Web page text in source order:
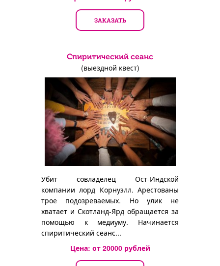
ЗАКАЗАТЬ
Спиритический сеанс
(выездной квест)
Убит совладелец Ост-Индской
компании лорд Корнуэлл. Арестованы
трое подозреваемых. Но улик не
хватает и Скотланд-Ярд обращается за
помощью к медиуму. Начинается
спиритический сеанс...
Цена: от 20000рублей